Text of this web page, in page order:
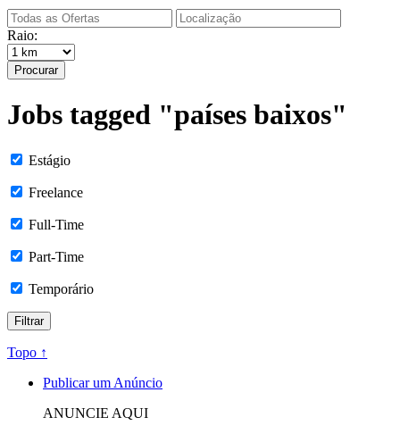
Raio:
Procurar
Jobs tagged "países baixos"
Estágio
Freelance
Full-Time
Part-Time
Temporário
Topo ↑
Publicar um Anúncio
ANUNCIE AQUI